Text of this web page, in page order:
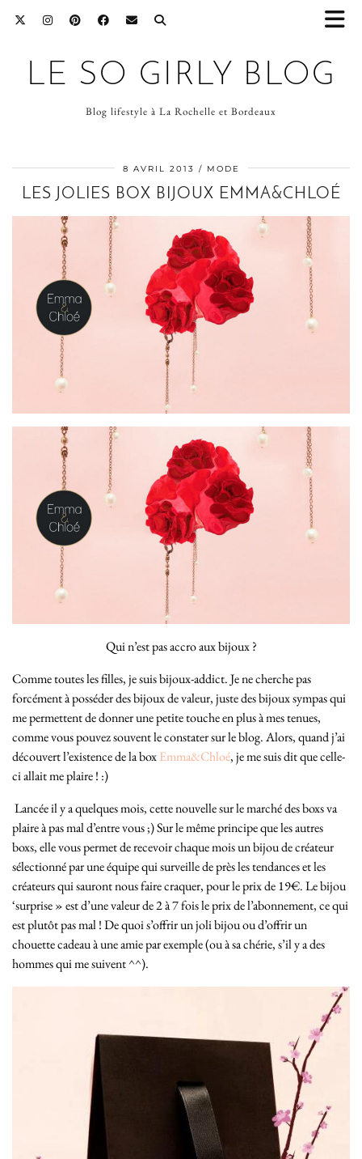
LE SO GIRLY BLOG
Blog lifestyle à La Rochelle et Bordeaux
8 AVRIL 2013 MODE
LES JOLIES BOX BIJOUX EMMA&CHLOÉ
Qui n’est pas accro aux bijoux ?
Comme toutes les filles, je suis bijoux-addict. Je ne cherche pas
forcément à posséder des bijoux de valeur, juste des bijoux sympas qui
me permettent de donner une petite touche en plus à mes tenues,
comme vous pouvez souvent le constater sur le blog. Alors, quand j’ai
découvert l’existence de la boxEmma&Chloé, je me suis dit que celle-
ci allait me plaire ! :)
Lancée il y a quelques mois, cette nouvelle sur le marché des boxs va
plaire à pas mal d’entre vous ;) Sur le même principe que les autres
boxs, elle vous permet de recevoir chaque mois un bijou de créateur
sélectionné par une équipe qui surveille de près les tendances et les
créateurs qui sauront nous faire craquer, pour le prix de 19€. Le bijou
‘surprise » est d’une valeur de 2 à 7 fois le prix de l’abonnement, ce qui
est plutôt pas mal ! De quoi s’offrir un joli bijou ou d’offrir un
chouette cadeau à une amie par exemple (ou à sa chérie, s’il y a des
hommes qui me suivent ^^).